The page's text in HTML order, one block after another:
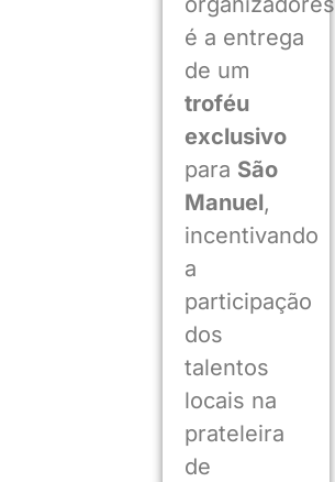
é a entrega
de um
troféu
exclusivo
para São
Manuel,
incentivando
a
participação
dos
talentos
locais na
prateleira
de